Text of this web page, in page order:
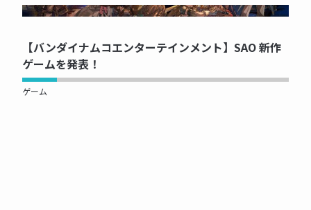
NOW PRINTING...
【バンダイナムコエンターテインメント】SAO 新作
ゲームを発表！
ゲーム